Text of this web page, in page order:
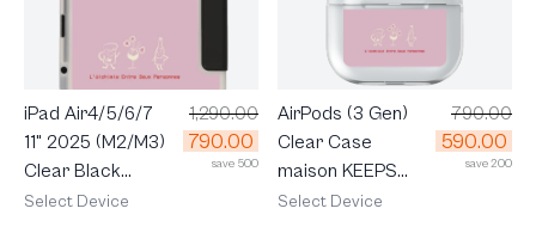
iPad Air4/5/6/7
11" 2025 (M2/M3)
Clear Black
maison KEEPS
1,290.00
790.00
save 500
Select Device
AirPods (3 Gen)
Clear Case
maison KEEPS
The Chemistry
790.00
590.00
save 200
Select Device